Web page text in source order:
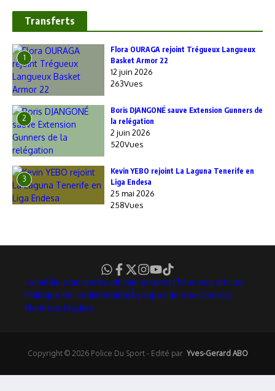
Transferts
1
Flora OURAGA rejoint Trégueux Langueux
Basket Armor 22
12 juin 2026
263Vues
2
Boris DJANGONÉ sauve Extension Gunners de
la relégation
2 juin 2026
520Vues
3
Kevin YEBO rejoint La Laguna Tenerife en
Liga Endesa
25 mai 2026
258Vues
Le média omnisports africain en directTous nos articles
Politique de confidentialitéÀ propos de nousContact
Mentions légales
Copyright © 2026 Police Du Sport - Edité par Yves-Gerard ABO